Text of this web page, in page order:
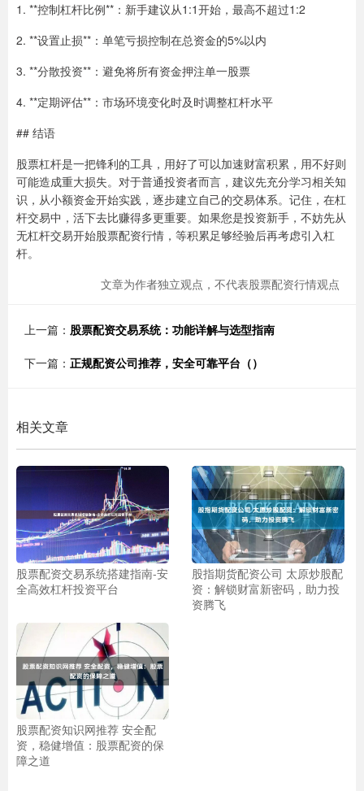
1. **控制杠杆比例**：新手建议从1:1开始，最高不超过1:2
2. **设置止损**：单笔亏损控制在总资金的5%以内
3. **分散投资**：避免将所有资金押注单一股票
4. **定期评估**：市场环境变化时及时调整杠杆水平
## 结语
股票杠杆是一把锋利的工具，用好了可以加速财富积累，用不好则
可能造成重大损失。对于普通投资者而言，建议先充分学习相关知
识，从小额资金开始实践，逐步建立自己的交易体系。记住，在杠
杆交易中，活下去比赚得多更重要。如果您是投资新手，不妨先从
无杠杆交易开始股票配资行情，等积累足够经验后再考虑引入杠
杆。
文章为作者独立观点，不代表股票配资行情观点
上一篇： 股票配资交易系统：功能详解与选型指南
下一篇： 正规配资公司推荐，安全可靠平台（）
相关文章
股票配资交易系统搭建指南-安
全高效杠杆投资平台
股指期货配资公司 太原炒股配
资：解锁财富新密码，助力投
资腾飞
股票配资知识网推荐 安全配
资，稳健增值：股票配资的保
障之道